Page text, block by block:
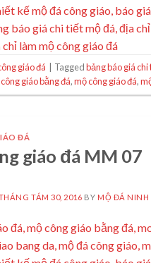
giáo đá Taggedbảng báo giá chi
giáo bằng đá,mộ công giáo đá,
ĐÁ
giáo đá MM 07
TÁM 30, 2016 BY MỘ ĐÁ NINH